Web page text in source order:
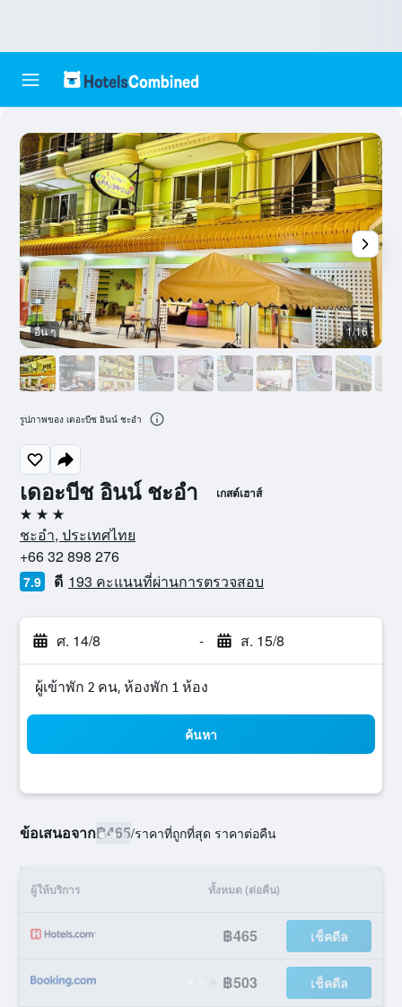
เดอะบีช อินน์ ชะอำ เกสต์เฮาส์
3 ดาว
ชะอำ, ประเทศไทย
+66 32 898 276
7.9 ดี 193 คะแนนที่ผ่านการตรวจสอบ
ศ. 14/8 - ส. 15/8
ผู้เข้าพัก 2 คน, ห้องพัก 1 ห้อง
ค้นหา
ข้อเสนอจาก฿465/ราคาที่ถูกที่สุด ราคาต่อคืน
ผู้ให้บริการ ทั้งหมด (ต่อคืน)
฿465 เช็คดีล
฿503 เช็คดีล
อื่น ๆ 1/16
รูปภาพของ เดอะบีช อินน์ ชะอำ